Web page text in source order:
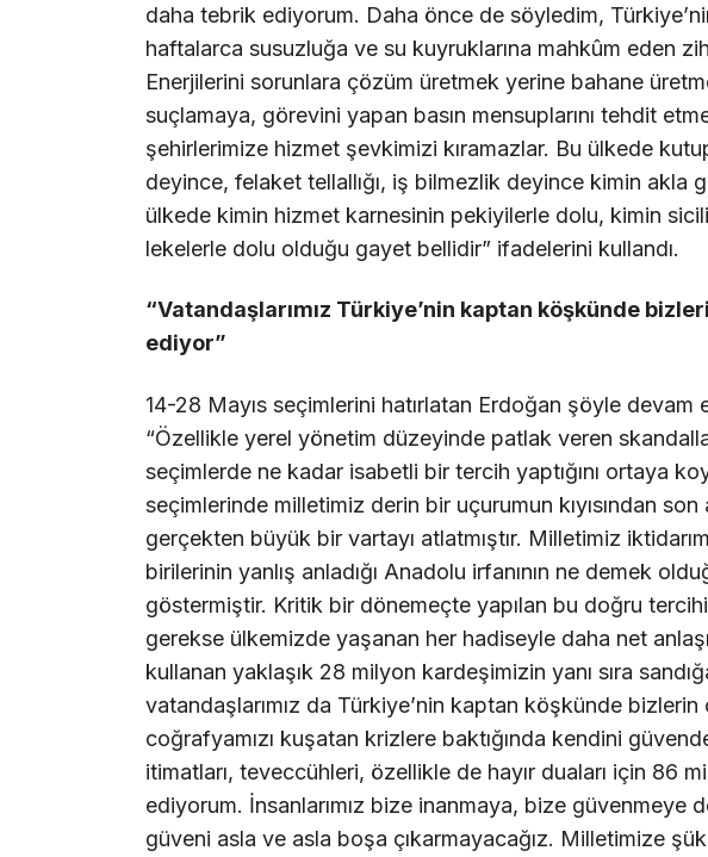
daha tebrik ediyorum. Daha önce de söyledim,
haftalarca susuzluğa ve su kuyruklarına mahkûm eden
Enerjilerini sorunlara çözüm üretmek yerine bahane
suçlamaya, görevini yapan basın mensuplarını tehdit
şehirlerimize hizmet şevkimizi kıramazlar. Bu ülkede
deyince, felaket tellallığı, iş bilmezlik deyince kimin akla
ülkede kimin hizmet karnesinin pekiyilerle dolu, kimin
lekelerle dolu olduğu gayet bellidir” ifadelerini kullandı.
“Vatandaşlarımız Türkiye’nin kaptan köşkünde
ediyor”
14-28 Mayıs seçimlerini hatırlatan Erdoğan şöyle devam
“Özellikle yerel yönetim düzeyinde patlak veren
seçimlerde ne kadar isabetli bir tercih yaptığını ortaya
seçimlerinde milletimiz derin bir uçurumun kıyısından
gerçekten büyük bir vartayı atlatmıştır. Milletimiz
birilerinin yanlış anladığı Anadolu irfanının ne demek
göstermiştir. Kritik bir dönemeçte yapılan bu doğru
gerekse ülkemizde yaşanan her hadiseyle daha net
kullanan yaklaşık 28 milyon kardeşimizin yanı sıra
vatandaşlarımız da Türkiye’nin kaptan köşkünde bizlerin
coğrafyamızı kuşatan krizlere baktığında kendini
itimatları, teveccühleri, özellikle de hayır duaları için 86
ediyorum. İnsanlarımız bize inanmaya, bize güvenmeye
güveni asla ve asla boşa çıkarmayacağız. Milletimize